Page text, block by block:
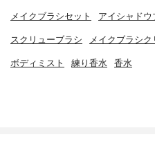
メイクブラシセット アイシャドウ
スクリューブラシ メイクブラシク
ボディミスト 練り香水 香水